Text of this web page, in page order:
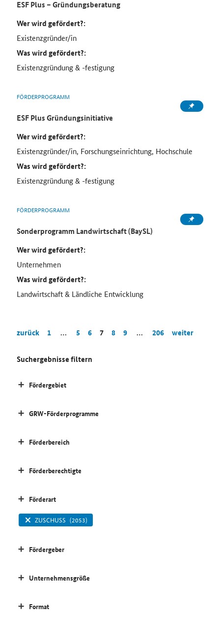
ESF Plus – Gründungsberatung
Wer wird gefördert?:
Existenzgründer/in
Was wird gefördert?:
Existenzgründung & -festigung
FÖRDERPROGRAMM
ESF Plus Gründungsinitiative
Wer wird gefördert?:
Existenzgründer/in, Forschungseinrichtung, Hochschule
Was wird gefördert?:
Existenzgründung & -festigung
FÖRDERPROGRAMM
Sonderprogramm Landwirtschaft (BaySL)
Wer wird gefördert?:
Unternehmen
Was wird gefördert?:
Landwirtschaft & Ländliche Entwicklung
zurück 1 … 5 6 7 8 9 … 206 weiter
Suchergebnisse filtern
Fördergebiet
GRW-Förderprogramme
Förderbereich
Förderberechtigte
Förderart
ZUSCHUSS (2053)
Fördergeber
Unternehmensgröße
Format